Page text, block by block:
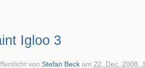
Igloo 3
vonStefan Beck am 22. Dec. 2008,